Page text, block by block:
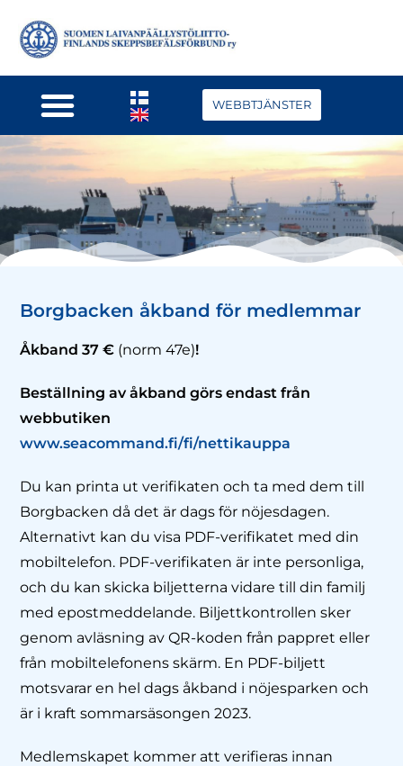
WEBBTJÄNSTER
Borgbacken åkband för medlemmar
Åkband 37 € (norm 47e)!
Beställning av åkband görs endast från
webbutiken
www.seacommand.fi/fi/nettikauppa
Du kan printa ut verifikaten och ta med dem till
Borgbacken då det är dags för nöjesdagen.
Alternativt kan du visa PDF-verifikatet med din
mobiltelefon. PDF-verifikaten är inte personliga,
och du kan skicka biljetterna vidare till din familj
med epostmeddelande. Biljettkontrollen sker
genom avläsning av QR-koden från pappret eller
från mobiltelefonens skärm. En PDF-biljett
motsvarar en hel dags åkband i nöjesparken och
är i kraft sommarsäsongen 2023.
Medlemskapet kommer att verifieras innan